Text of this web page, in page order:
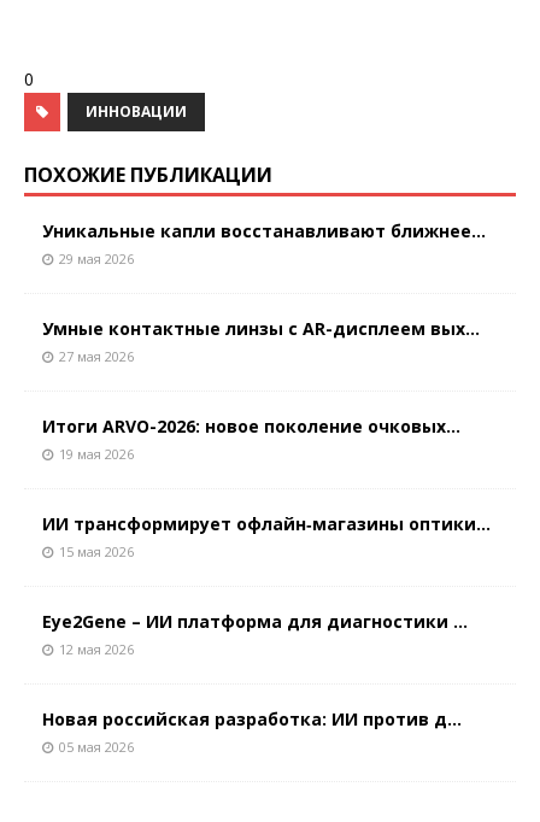
0
ИННОВАЦИИ
ПОХОЖИЕ ПУБЛИКАЦИИ
Уникальные капли восстанавливают ближнее...
29 мая 2026
Умные контактные линзы с AR-дисплеем вых...
27 мая 2026
Итоги ARVO-2026: новое поколение очковых...
19 мая 2026
ИИ трансформирует офлайн‑магазины оптики...
15 мая 2026
Eye2Gene – ИИ платформа для диагностики ...
12 мая 2026
Новая российская разработка: ИИ против д...
05 мая 2026